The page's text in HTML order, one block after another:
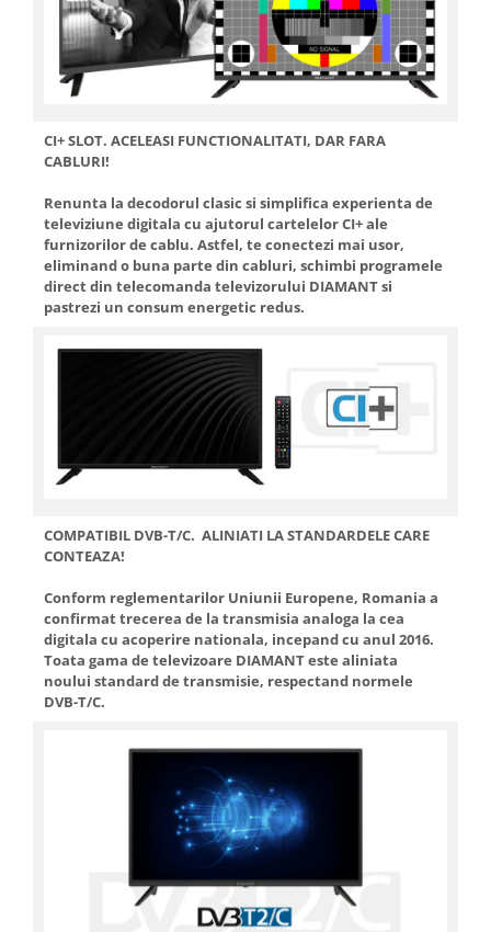
CI+ SLOT. ACELEASI FUNCTIONALITATI, DAR FARA
CABLURI!
Renunta la decodorul clasic si simplifica experienta de
televiziune digitala cu ajutorul cartelelor CI+ ale
furnizorilor de cablu. Astfel, te conectezi mai usor,
eliminand o buna parte din cabluri, schimbi programele
direct din telecomanda televizorului DIAMANT si
pastrezi un consum energetic redus.
COMPATIBIL DVB-T/C. ALINIATI LA STANDARDELE CARE
CONTEAZA!
Conform reglementarilor Uniunii Europene, Romania a
confirmat trecerea de la transmisia analoga la cea
digitala cu acoperire nationala, incepand cu anul 2016.
Toata gama de televizoare DIAMANT este aliniata
noului standard de transmisie, respectand normele
DVB-T/C.